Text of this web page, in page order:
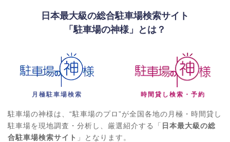
日本最大級の総合駐車場検索サイト
「駐車場の神様」とは？
月極駐車場検索 時間貸し検索・予約
駐車場の神様は、“駐車場のプロ”が全国各地の月極・時間貸し
駐車場を現地調査・分析し、厳選紹介する「 日本最大級の総
合駐車場検索サイト 」となります。